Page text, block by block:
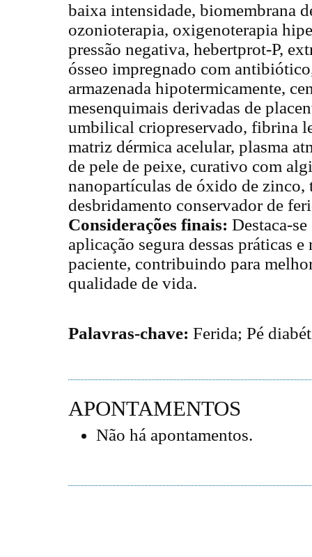
baixa intensidade, biomembrana
ozonioterapia, oxigenoterapia
pressão negativa, hebertprot-P,
ósseo impregnado com
armazenada hipotermicamente,
mesenquimais derivadas de
umbilical criopreservado, fibrina
matriz dérmica acelular, plasma
de pele de peixe, curativo com
nanopartículas de óxido de zinco,
desbridamento conservador de
Considerações finais: Destaca-
aplicação segura dessas práticas
paciente, contribuindo para
qualidade de vida.
Palavras-chave: Ferida; Pé
APONTAMENTOS
Não há apontamentos.